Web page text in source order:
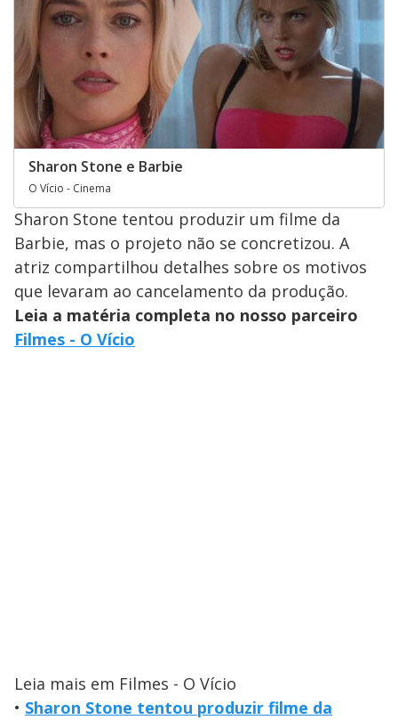
Sharon Stone e Barbie
O Vício - Cinema
Sharon Stone tentou produzir um filme da
Barbie, mas o projeto não se concretizou. A
atriz compartilhou detalhes sobre os motivos
que levaram ao cancelamento da produção.
Leia a matéria completa no nosso parceiro
Filmes - O Vício
Leia mais em Filmes - O Vício
• Sharon Stone tentou produzir filme da